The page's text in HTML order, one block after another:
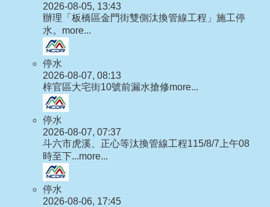
2026-08-05, 13:43
辦理「板橋區金門街雙側汰換管線工程」施工停
水。 more...
停水
2026-08-07, 08:13
梓官區大宅街10號前漏水搶修more...
停水
2026-08-07, 07:37
斗六市虎溪、正心等汰換管線工程115/8/7上午08
時至下...more...
停水
2026-08-06, 17:45